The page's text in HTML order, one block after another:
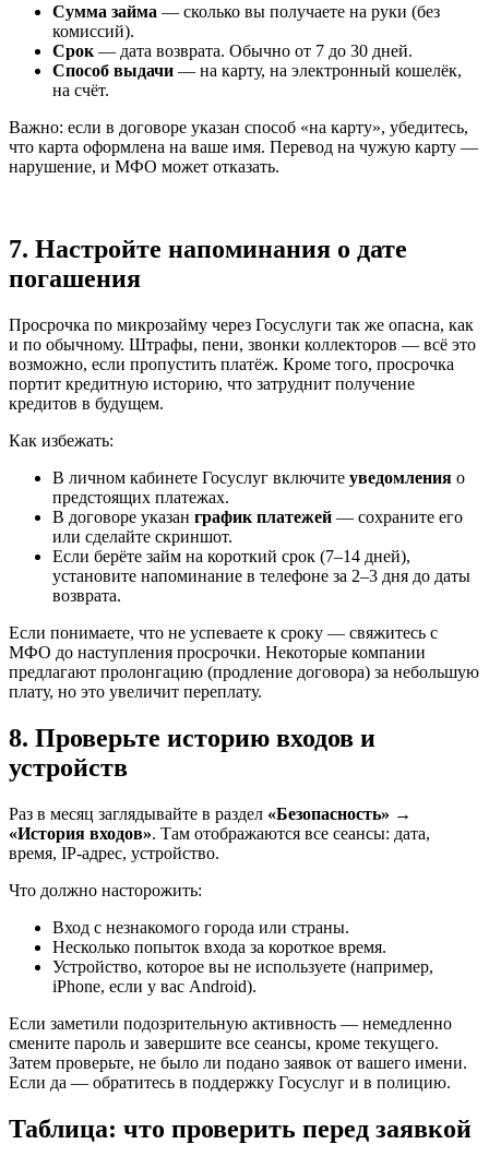
Сумма займа — сколько вы получаете на руки (без
комиссий).
Срок — дата возврата. Обычно от 7 до 30 дней.
Способ выдачи — на карту, на электронный кошелёк,
на счёт.
Важно: если в договоре указан способ «на карту», убедитесь,
что карта оформлена на ваше имя. Перевод на чужую карту —
нарушение, и МФО может отказать.
7. Настройте напоминания о дате
погашения
Просрочка по микрозайму через Госуслуги так же опасна, как
и по обычному. Штрафы, пени, звонки коллекторов — всё это
возможно, если пропустить платёж. Кроме того, просрочка
портит кредитную историю, что затруднит получение
кредитов в будущем.
Как избежать:
В личном кабинете Госуслуг включите уведомления о
предстоящих платежах.
В договоре указан график платежей — сохраните его
или сделайте скриншот.
Если берёте займ на короткий срок (7–14 дней),
установите напоминание в телефоне за 2–3 дня до даты
возврата.
Если понимаете, что не успеваете к сроку — свяжитесь с
МФО до наступления просрочки. Некоторые компании
предлагают пролонгацию (продление договора) за небольшую
плату, но это увеличит переплату.
8. Проверьте историю входов и
устройств
Раз в месяц заглядывайте в раздел «Безопасность» →
«История входов». Там отображаются все сеансы: дата,
время, IP-адрес, устройство.
Что должно насторожить:
Вход с незнакомого города или страны.
Несколько попыток входа за короткое время.
Устройство, которое вы не используете (например,
iPhone, если у вас Android).
Если заметили подозрительную активность — немедленно
смените пароль и завершите все сеансы, кроме текущего.
Затем проверьте, не было ли подано заявок от вашего имени.
Если да — обратитесь в поддержку Госуслуг и в полицию.
Таблица: что проверить перед заявкой